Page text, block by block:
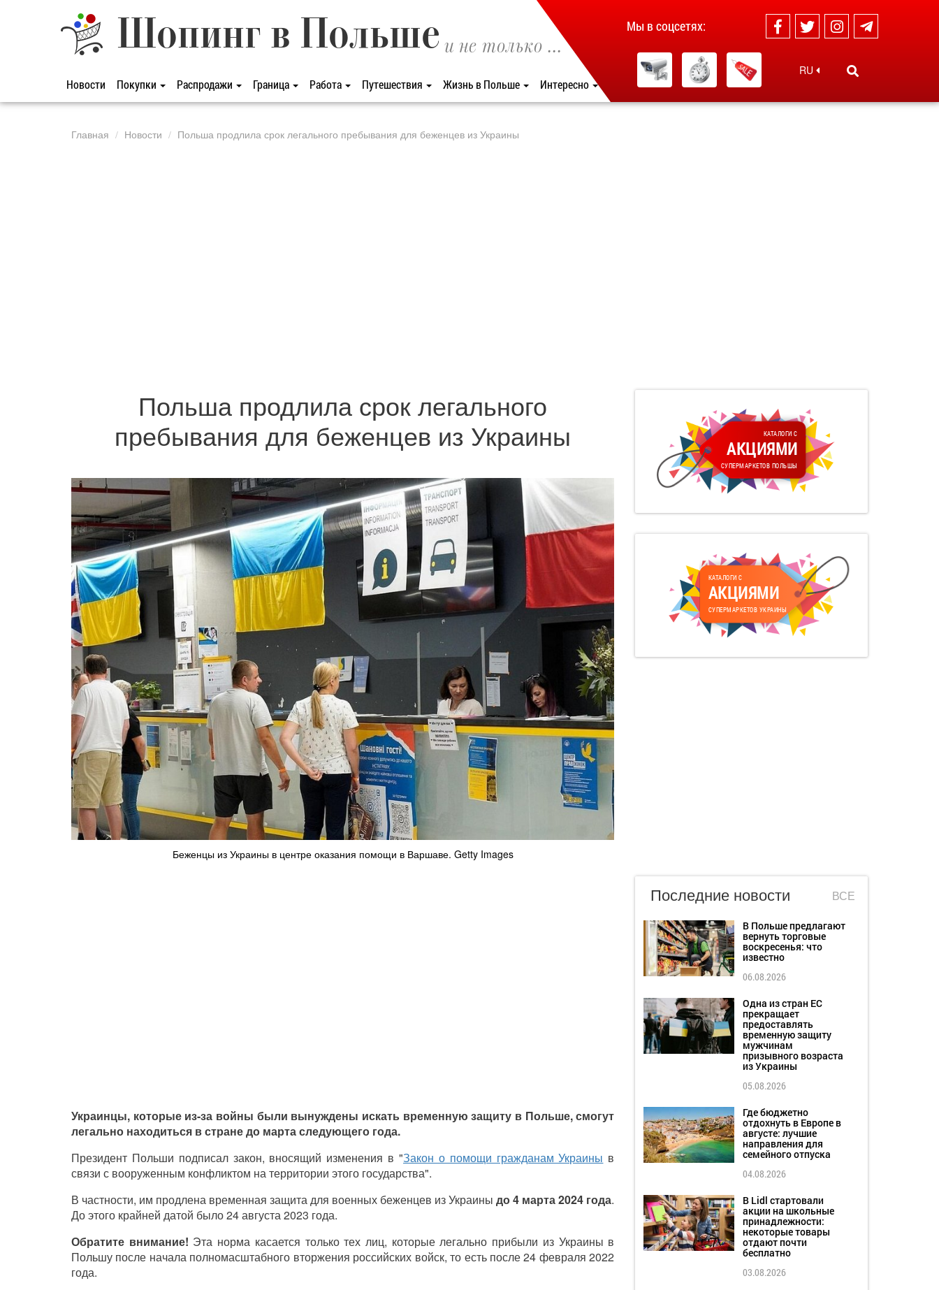
Шопинг в Польше и не только ...
Новости Покупки Распродажи Граница Работа Путешествия Жизнь в Польше Интересно
Мы в соцсетях:
RU
Главная Новости Польша продлила срок легального пребывания для беженцев из Украины
Польша продлила срок легального
пребывания для беженцев из Украины
Беженцы из Украины в центре оказания помощи в Варшаве. Getty Images
Украинцы, которые из-за войны были вынуждены искать временную защиту в Польше, смогут
легально находиться в стране до марта следующего года.
Президент Польши подписал закон, вносящий изменения в "Закон о помощи гражданам Украины в
связи с вооруженным конфликтом на территории этого государства".
В частности, им продлена временная защита для военных беженцев из Украиныдо 4 марта 2024 года.
До этого крайней датой было 24 августа 2023 года.
Обратите внимание! Эта норма касается только тех лиц, которые легально прибыли из Украины в
Польшу после начала полномасштабного вторжения российских войск, то есть после 24 февраля 2022
года.
КАТАЛОГИ С
АКЦИЯМИ
СУПЕРМАРКЕТОВ ПОЛЬШЫ
КАТАЛОГИ С
АКЦИЯМИ
СУПЕРМАРКЕТОВ УКРАИНЫ
Последние новости ВСЕ
В Польше предлагают
вернуть торговые
воскресенья: что
известно
06.08.2026
Одна из стран ЕС
прекращает
предоставлять
временную защиту
мужчинам
призывного возраста
из Украины
05.08.2026
Где бюджетно
отдохнуть в Европе в
августе: лучшие
направления для
семейного отпуска
04.08.2026
В Lidl стартовали
акции на школьные
принадлежности:
некоторые товары
отдают почти
бесплатно
03.08.2026